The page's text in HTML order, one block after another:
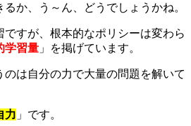
か、う～ん、どうでしょうかね。
ですが、根本的なポリシーは変わら
学習量 」を掲げています。
のは自分の力で大量の問題を解いて
力 」です。